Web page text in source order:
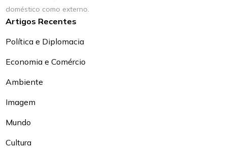
doméstico como externo.
Artigos Recentes
Política e Diplomacia
Economia e Comércio
Ambiente
Imagem
Mundo
Cultura